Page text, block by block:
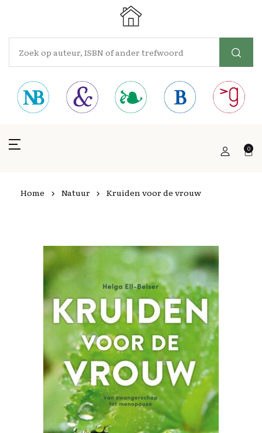
0
Home Natuur Kruiden voor de vrouw